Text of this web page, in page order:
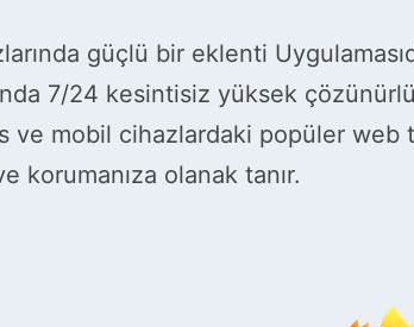
güçlü bir eklenti
7/24 kesintisiz yüksek
mobil cihazlardaki popüler web
korumanıza olanak tanır.